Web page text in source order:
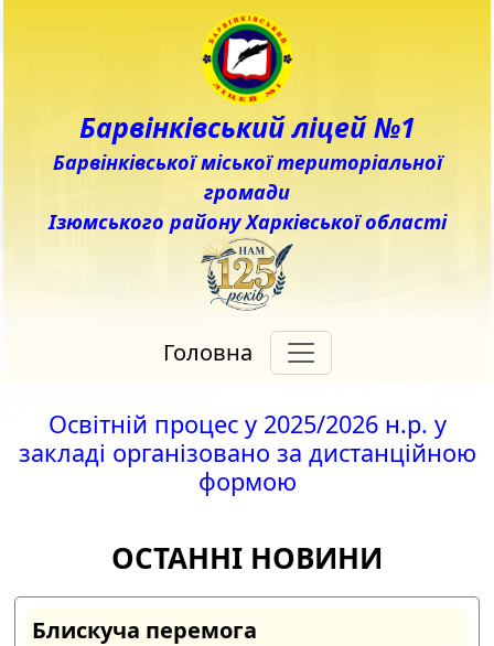
Барвінківський ліцей №1
Барвінківської міської територіальної
громади
Ізюмського району Харківської області
Головна
Освітній процес у 2025/2026 н.р. у
закладі організовано за дистанційною
формою
ОСТАННІ НОВИНИ
Блискуча перемога